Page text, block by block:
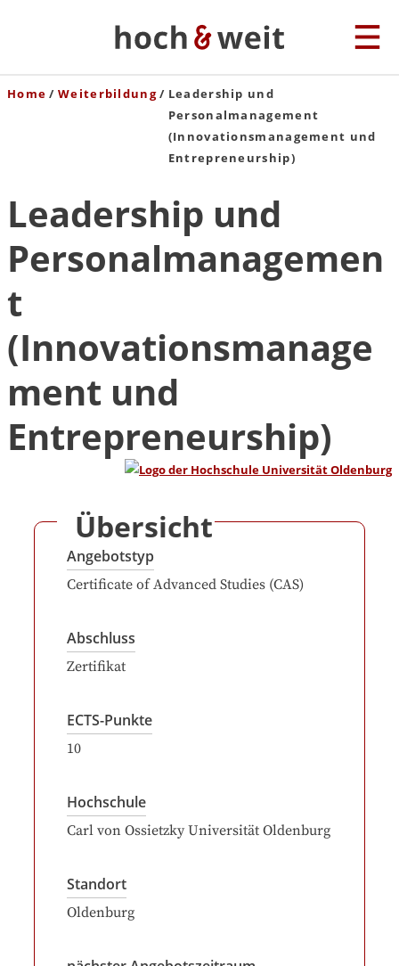
Home Weiterbildung
Leadership und
Personalmanagement
(Innovationsmanagement und
Entrepreneurship)
Leadership und
Personalmanagemen
t
(Innovationsmanage
ment und
Entrepreneurship)
Übersicht
Angebotstyp
Certificate of Advanced Studies (CAS)
Abschluss
Zertifikat
ECTS-Punkte
10
Hochschule
Carl von Ossietzky Universität Oldenburg
Standort
Oldenburg